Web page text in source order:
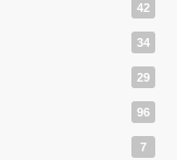
42
34
29
96
7